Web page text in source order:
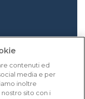
contenuti ed
media e per
inoltre
nostro sito con i